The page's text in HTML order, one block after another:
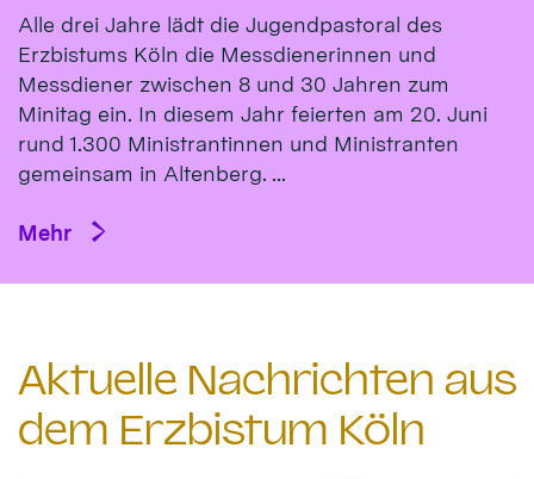
Alle drei Jahre lädt die Jugendpastoral des
Erzbistums Köln die Messdienerinnen und
Messdiener zwischen 8 und 30 Jahren zum
Minitag ein. In diesem Jahr feierten am 20. Juni
rund 1.300 Ministrantinnen und Ministranten
gemeinsam in Altenberg. ...
Mehr
Aktuelle Nachrichten aus
dem Erzbistum Köln